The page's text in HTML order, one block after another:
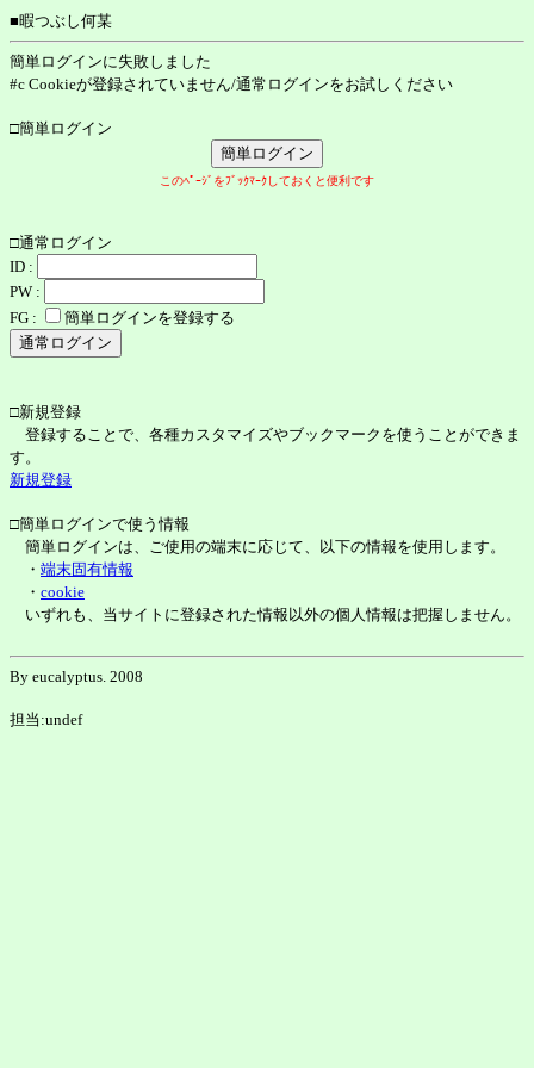
■暇つぶし何某
簡単ログインに失敗しました
#c Cookieが登録されていません/通常ログインをお試しください
□簡単ログイン
このﾍﾟｰｼﾞをﾌﾞｯｸﾏｰｸしておくと便利です
□通常ログイン
ID :
PW :
FG :
簡単ログインを登録する
□新規登録
登録することで、各種カスタマイズやブックマークを使うことができま
す。
新規登録
□簡単ログインで使う情報
簡単ログインは、ご使用の端末に応じて、以下の情報を使用します。
・ 端末固有情報
・ cookie
いずれも、当サイトに登録された情報以外の個人情報は把握しません。
By eucalyptus. 2008
担当:undef